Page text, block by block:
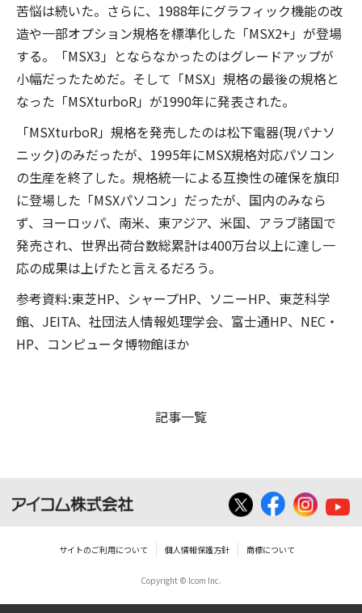
苦悩は続いた。さらに、1988年にグラフィック機能の改
造や一部オプション規格を標準化した「MSX2+」が登場
する。「MSX3」とならなかったのはグレードアップが
小幅だったためだ。そして「MSX」規格の最後の規格と
なった「MSXturboR」が1990年に発表された。
「MSXturboR」規格を発売したのは松下電器(現パナソ
ニック)のみだったが、1995年にMSX規格対応パソコン
の生産を終了した。規格統一による互換性の確保を旗印
に登場した「MSXパソコン」だったが、国内のみなら
ず、ヨーロッパ、南米、東アジア、米国、アラブ諸国で
発売され、世界出荷台数総累計は400万台以上に達し一
応の成果は上げたと言えるだろう。
参考資料:東芝HP、シャープHP、ソニーHP、東芝科学
館、JEITA、社団法人情報処理学会、富士通HP、NEC・
HP、コンピュータ博物館ほか
記事一覧
サイトのご利用について 個人情報保護方針 商標について
Copyright © Icom Inc.